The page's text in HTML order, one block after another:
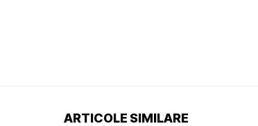
ARTICOLE SIMILARE